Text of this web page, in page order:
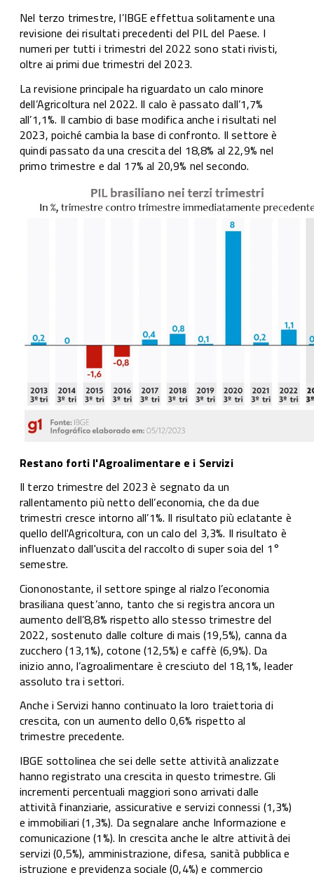
Nel terzo trimestre, l’IBGE effettua solitamente una
revisione dei risultati precedenti del PIL del Paese. I
numeri per tutti i trimestri del 2022 sono stati rivisti,
oltre ai primi due trimestri del 2023.
La revisione principale ha riguardato un calo minore
dell’Agricoltura nel 2022. Il calo è passato dall’1,7%
all’1,1%. Il cambio di base modifica anche i risultati nel
2023, poiché cambia la base di confronto. Il settore è
quindi passato da una crescita del 18,8% al 22,9% nel
primo trimestre e dal 17% al 20,9% nel secondo.
Restano forti l'Agroalimentare e i Servizi
Il terzo trimestre del 2023 è segnato da un
rallentamento più netto dell’economia, che da due
trimestri cresce intorno all’1%. Il risultato più eclatante è
quello dell'Agricoltura, con un calo del 3,3%. Il risultato è
influenzato dall'uscita del raccolto di super soia del 1°
semestre.
Ciononostante, il settore spinge al rialzo l’economia
brasiliana quest’anno, tanto che si registra ancora un
aumento dell’8,8% rispetto allo stesso trimestre del
2022, sostenuto dalle colture di mais (19,5%), canna da
zucchero (13,1%), cotone (12,5%) e caffè (6,9%). Da
inizio anno, l’agroalimentare è cresciuto del 18,1%, leader
assoluto tra i settori.
Anche i Servizi hanno continuato la loro traiettoria di
crescita, con un aumento dello 0,6% rispetto al
trimestre precedente.
IBGE sottolinea che sei delle sette attività analizzate
hanno registrato una crescita in questo trimestre. Gli
incrementi percentuali maggiori sono arrivati ​​dalle
attività finanziarie, assicurative e servizi connessi (1,3%)
e immobiliari (1,3%). Da segnalare anche Informazione e
comunicazione (1%). In crescita anche le altre attività dei
servizi (0,5%), amministrazione, difesa, sanità pubblica e
istruzione e previdenza sociale (0,4%) e commercio